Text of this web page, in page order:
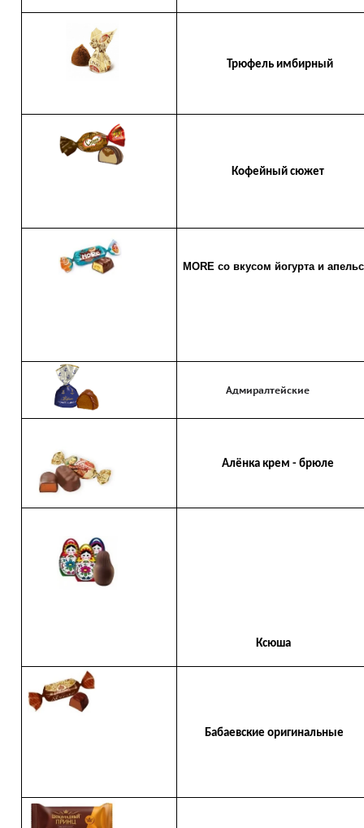
Трюфель имбирный
Кофейный сюжет
MORE со вкусом йогурта и
Адмиралтейские
Алёнка крем - брюле
Ксюша
Бабаевские оригинальные